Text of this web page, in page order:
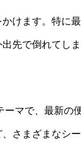
けます。特に
先で倒れてし
マで、最新の
さまざまなシ